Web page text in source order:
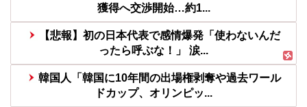
獲得へ交渉開始…約1...
【悲報】初の日本代表で感情爆発「使わないんだ
ったら呼ぶな！」 涙...
韓国人「韓国に10年間の出場権剥奪や過去ワール
ドカップ、オリンピッ...